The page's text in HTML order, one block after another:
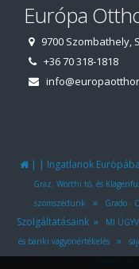
Európa
9700 Szombathely,
+36 70 318-1818
| | Ingatlanok
Graz, Wörthi tó, és
szomszédunk
» Grado -
Szolgáltatásaink» MI
és banki vagyonértékelés
»
»